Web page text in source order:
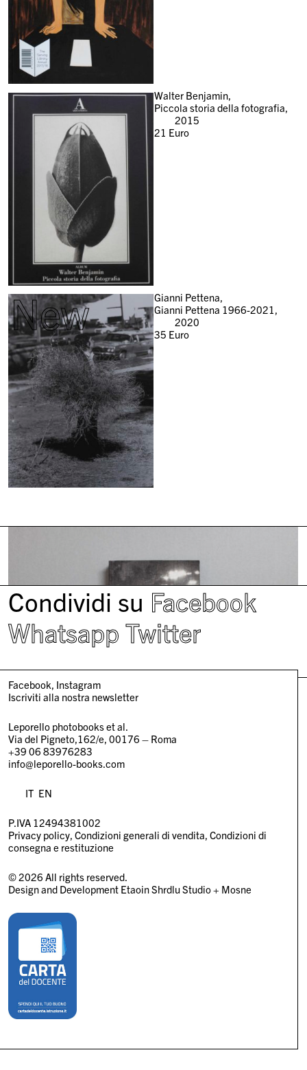
Walter Benjamin,
Piccola storia della fotografia,
2015
21 Euro
New
Gianni Pettena,
Gianni Pettena 1966-2021,
2020
35 Euro
Condividi su Facebook
Whatsapp Twitter
Facebook Instagram
Iscriviti alla nostra newsletter
Leporello photobooks et al.
Via del Pigneto,162/e, 00176 – Roma
+39 06 83976283
info@leporello-books.com
IT EN
P.IVA 12494381002
Privacy policy Condizioni generali di vendita Condizioni di
consegna e restituzione
© 2026 All rights reserved.
Design and Development Etaoin Shrdlu Studio+ Mosne